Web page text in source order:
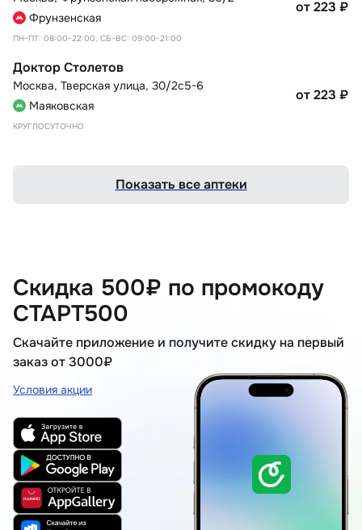
Фрунзенская
ПН-ПТ: 08:00-22:00, СБ-ВС: 09:00-21:00
от 223 ₽
Доктор Столетов
Москва, Тверская улица, 30/2с5-6
Маяковская
КРУГЛОСУТОЧНО
от 223 ₽
Показать все аптеки
Скидка 500₽ по промокоду
СТАРТ500
Скачайте приложение и получите скидку на первый
заказ от 3000₽
Условия акции